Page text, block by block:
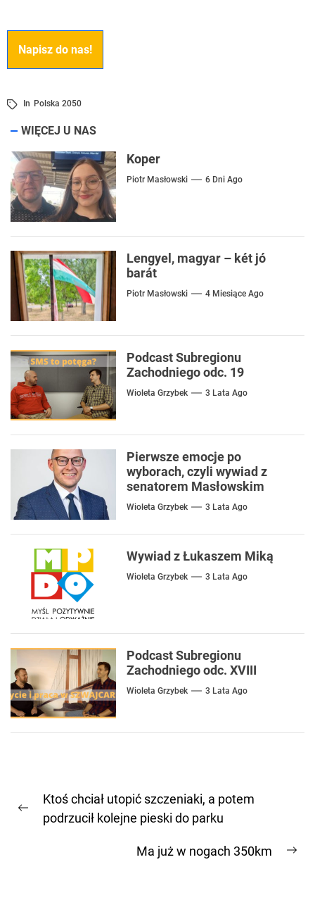
Napisz do nas!
In Polska 2050
WIĘCEJ U NAS
Koper
Piotr Masłowski 6 Dni Ago
Lengyel, magyar – két jó
barát
Piotr Masłowski 4 Miesiące Ago
Podcast Subregionu
Zachodniego odc. 19
Wioleta Grzybek 3 Lata Ago
Pierwsze emocje po
wyborach, czyli wywiad z
senatorem Masłowskim
Wioleta Grzybek 3 Lata Ago
Wywiad z Łukaszem Miką
Wioleta Grzybek 3 Lata Ago
Podcast Subregionu
Zachodniego odc. XVIII
Wioleta Grzybek 3 Lata Ago
wpisu
Previous
Ktoś chciał utopić szczeniaki, a potem
podrzucił kolejne pieski do parku
Ma już w nogach 350km